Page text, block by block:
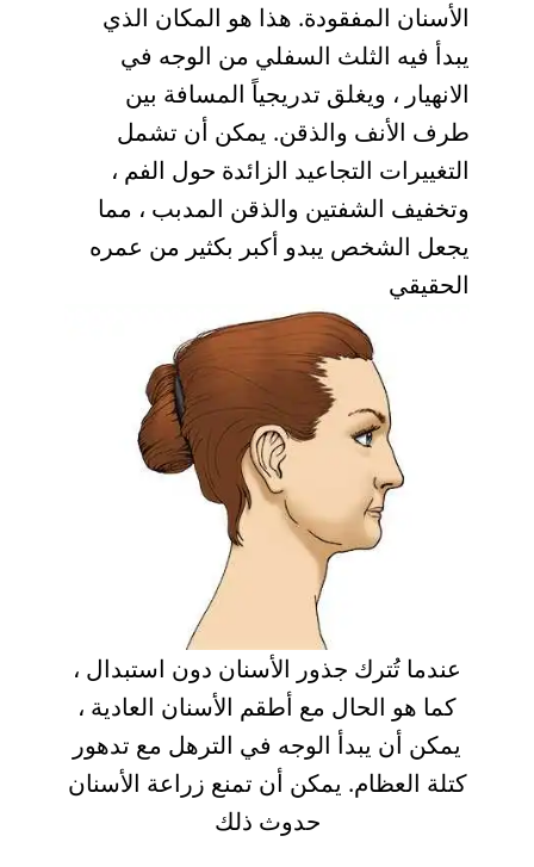
الأسنان المفقودة. هذا هو المكان الذي
يبدأ فيه الثلث السفلي من الوجه في
الانهيار ، ويغلق تدريجياً المسافة بين
طرف الأنف والذقن. يمكن أن تشمل
التغييرات التجاعيد الزائدة حول الفم ،
وتخفيف الشفتين والذقن المدبب ، مما
يجعل الشخص يبدو أكبر بكثير من عمره
الحقيقي
عندما تُترك جذور الأسنان دون استبدال ،
كما هو الحال مع أطقم الأسنان العادية ،
يمكن أن يبدأ الوجه في الترهل مع تدهور
كتلة العظام. يمكن أن تمنع زراعة الأسنان
حدوث ذلك